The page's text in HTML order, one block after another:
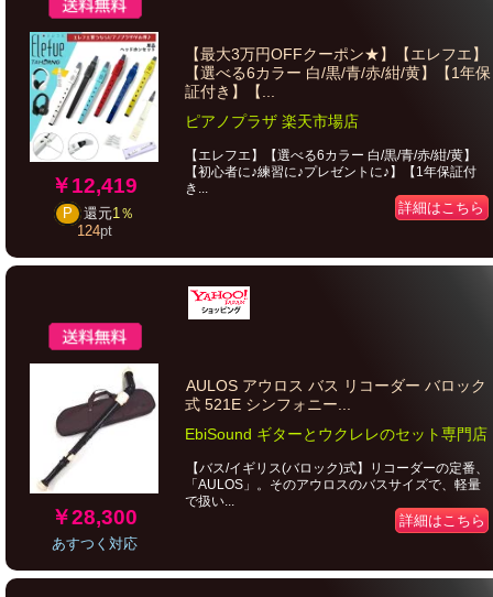
￥12,419
P 還元1％
124pt
【最大3万円OFFクーポン★】【エレフエ】
【選べる6カラー 白/黒/青/赤/紺/黄】【1年保
証付き】【...
ピアノプラザ 楽天市場店
【エレフエ】【選べる6カラー 白/黒/青/赤/紺/黄】
【初心者に♪練習に♪プレゼントに♪】【1年保証付
き...
詳細はこちら
￥28,300
あすつく対応
AULOS アウロス バス リコーダー バロック
式 521E シンフォニー...
EbiSound ギターとウクレレのセット専門店
【バス/イギリス(バロック)式】リコーダーの定番、
「AULOS」。そのアウロスのバスサイズで、軽量
で扱い...
詳細はこちら